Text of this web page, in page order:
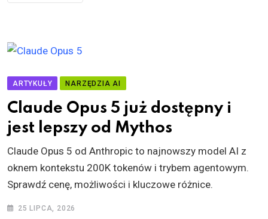
ARTYKUŁY NARZĘDZIA AI
Claude Opus 5 już dostępny i
jest lepszy od Mythos
Claude Opus 5 od Anthropic to najnowszy model AI z
oknem kontekstu 200K tokenów i trybem agentowym.
Sprawdź cenę, możliwości i kluczowe różnice.
25 LIPCA, 2026